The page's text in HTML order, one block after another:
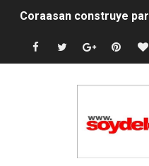
Irán apuesta por
Dominicana demanda
Un derrumbe en el
Condenan a dos